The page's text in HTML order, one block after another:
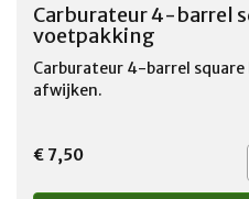
Carburateur 4-barrel
voetpakking
Carburateur 4-barrel
afwijken.
€ 7,50